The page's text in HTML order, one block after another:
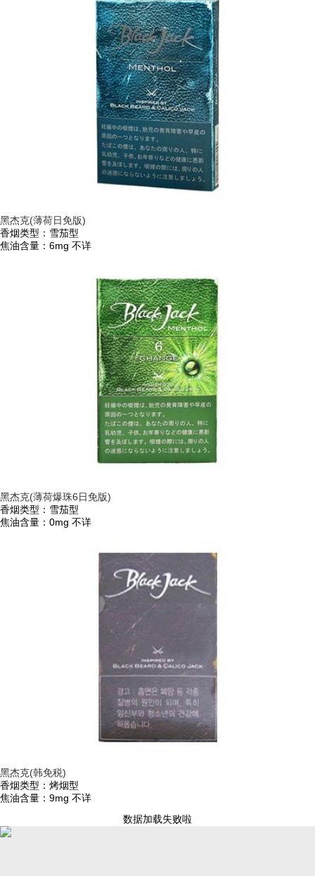
黑杰克(薄荷日免版)
香烟类型：雪茄型
焦油含量：6mg 不详
黑杰克(薄荷爆珠6日免版)
香烟类型：雪茄型
焦油含量：0mg 不详
黑杰克(韩免税)
香烟类型：烤烟型
焦油含量：9mg 不详
数据加载失败啦